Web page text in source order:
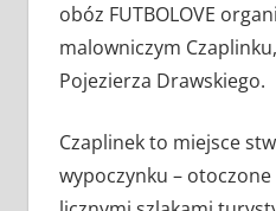
obóz FUTBOLOVE
malowniczym
Pojezierza Drawskiego.
Czaplinek to miejsce
wypoczynku –